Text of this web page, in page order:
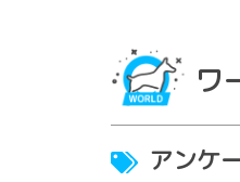
ワ
アンケ